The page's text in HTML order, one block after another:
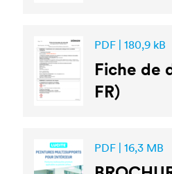
PDF | 180,9 kB
Fiche de
FR)
PDF | 16,3 MB